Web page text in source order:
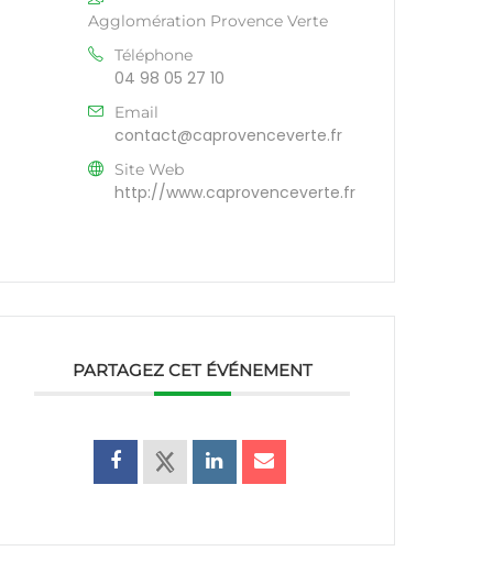
Agglomération Provence Verte
Téléphone
04 98 05 27 10
Email
contact@caprovenceverte.fr
Site Web
http://www.caprovenceverte.fr
PARTAGEZ CET ÉVÉNEMENT